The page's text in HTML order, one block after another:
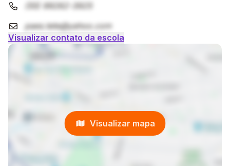
(55) 99262-3925
paes.tete@yahoo.com
Visualizar contato da escola
Visualizar mapa